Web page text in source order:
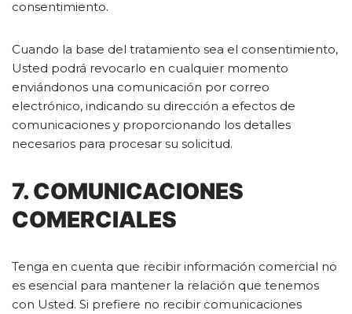
consentimiento.
Cuando la base del tratamiento sea el consentimiento,
Usted podrá revocarlo en cualquier momento
enviándonos una comunicación por correo
electrónico, indicando su dirección a efectos de
comunicaciones y proporcionando los detalles
necesarios para procesar su solicitud.
7. COMUNICACIONES
COMERCIALES
Tenga en cuenta que recibir información comercial no
es esencial para mantener la relación que tenemos
con Usted. Si prefiere no recibir comunicaciones